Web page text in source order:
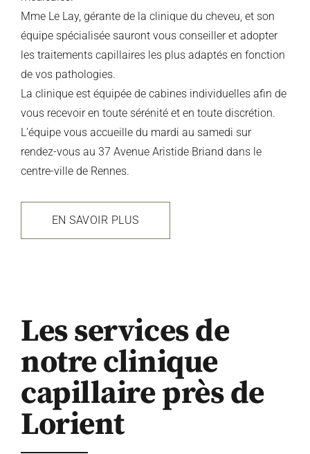
Mme Le Lay, gérante de la clinique du cheveu, et son
équipe spécialisée sauront vous conseiller et adopter
les traitements capillaires les plus adaptés en fonction
de vos pathologies.
La clinique est équipée de cabines individuelles afin de
vous recevoir en toute sérénité et en toute discrétion.
L’équipe vous accueille du mardi au samedi sur
rendez-vous au 37 Avenue Aristide Briand dans le
centre-ville de Rennes.
EN SAVOIR PLUS
Les services de
notre clinique
capillaire près de
Lorient